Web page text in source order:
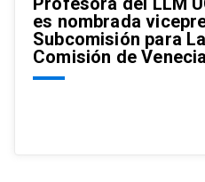
es nombrada
Subcomisión para
Comisión de Venecia